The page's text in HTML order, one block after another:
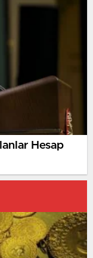
Hesap